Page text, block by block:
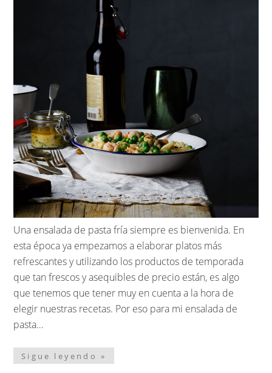
Una ensalada de pasta fría siempre es bienvenida. En
esta época ya empezamos a elaborar platos más
refrescantes y utilizando los productos de temporada
que tan frescos y asequibles de precio están, es algo
que tenemos que tener muy en cuenta a la hora de
elegir nuestras recetas. Por eso para mi ensalada de
pasta…
Sigue leyendo »